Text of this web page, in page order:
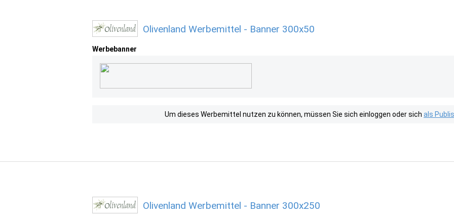
Olivenland Werbemittel - Banner 300x50
Werbebanner
Um dieses Werbemittel nutzen zu können, müssen Sie sich einloggen oder sich als
Olivenland Werbemittel - Banner 300x250